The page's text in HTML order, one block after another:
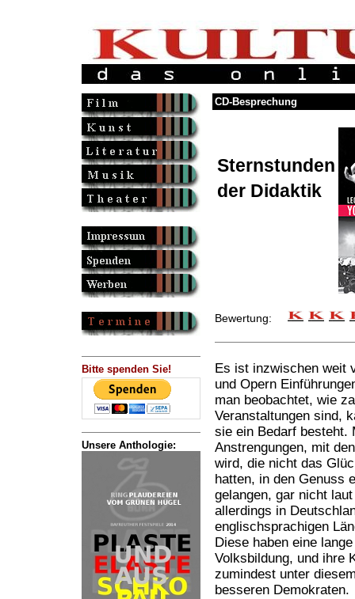
Bitte spenden Sie!
Unsere Anthologie:
CD-Besprechung
Sternstunden
der Didaktik
Bewertung:
Es ist inzwischen weit
und Opern
man beobachtet, wie
Veranstaltungen sind,
sie ein Bedarf besteht.
Anstrengungen, mit
wird, die nicht das
hatten, in den Genuss
gelangen, gar nicht
allerdings in
englischsprachigen
Diese haben eine
Volksbildung, und ihre
zumindest unter
besseren Demokraten.